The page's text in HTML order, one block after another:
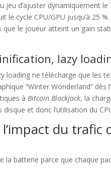
d’ajuster dynamiquement le
le cycle CPU/GPU jusqu’à 25
le joueur atteint un gain
lazy
loading ne télécharge que les
“Winter Wonderland” dès
àBitcoin Blackjack, la
et donc l’utilisation du
du trafic
la batterie parce que chaque